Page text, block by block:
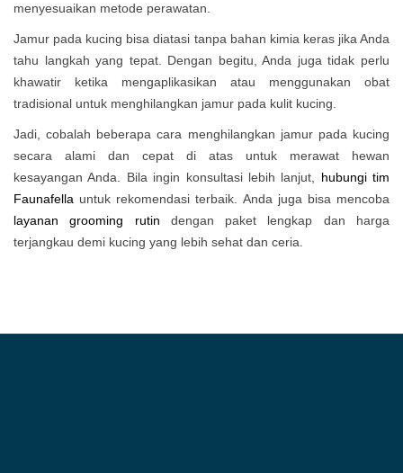
menyesuaikan metode perawatan.
Jamur pada kucing bisa diatasi tanpa bahan kimia keras jika Anda
tahu langkah yang tepat. Dengan begitu, Anda juga tidak perlu
khawatir ketika mengaplikasikan atau menggunakan obat
tradisional untuk menghilangkan jamur pada kulit kucing.
Jadi, cobalah beberapacara menghilangkan jamur pada kucing
secara alami dan cepat di atas untuk merawat hewan
kesayangan Anda. Bila ingin konsultasi lebih lanjut, hubungi tim
Faunafella untuk rekomendasi terbaik. Anda juga bisa mencoba
layanan grooming rutin dengan paket lengkap dan harga
terjangkau demi kucing yang lebih sehat dan ceria.